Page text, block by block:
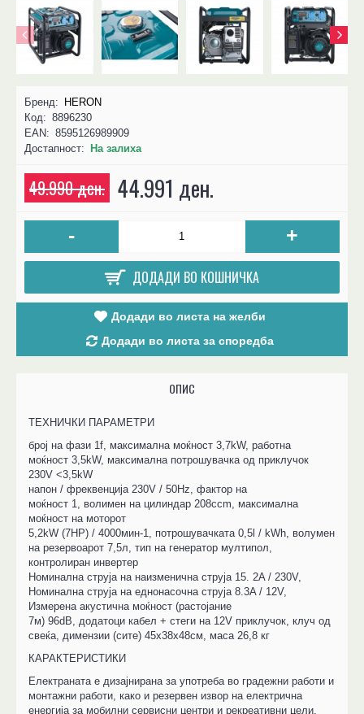
Бренд: HERON
Код: 8896230
EAN: 8595126989909
Достапност: На залиха
49.990 ден. 44.991 ден.
- +
ДОДАДИ ВО КОШНИЧКА
Додади во листа на желби
Додади во листа за споредба
ОПИС
ТЕХНИЧКИ ПАРАМЕТРИ
број на фази 1f, максимална моќност 3,7kW, работна
моќност 3,5kW, максимална потрошувачка од приклучок
230V <3,5kW
напон / фреквенција 230V / 50Hz, фактор на
моќност 1, волимен на цилиндар 208ccm, максимална
моќност на моторот
5,2kW (7HP) / 4000мин-1, потрошувачката 0,5l / kWh, волумен
на резервоарот 7,5л, тип на генератор мултипол,
контролиран инвертер
Номинална струја на наизменична струја 15. 2A / 230V,
Номинална струја на еднонасочна струја 8.3A / 12V,
Измерена акустична моќност (растојание
7м) 96dB, додатоци кабел + стеги на 12V приклучок, клуч од
свеќа, димензии (сите) 45х38х48см, маса 26,8 кг
КАРАКТЕРИСТИКИ
Електраната е дизајнирана за употреба во градежни работи и
монтажни работи, како и резервен извор на електрична
енергија за мобилни сервисни центри и рекреативни цели.